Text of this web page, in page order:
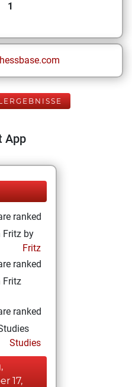
1
App
ranked
Fritz by
Fritz
ranked
Fritz
ranked
Studies
17,